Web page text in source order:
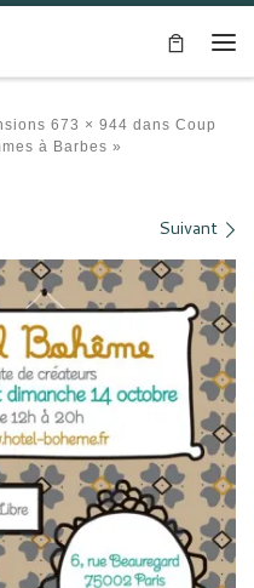
673 × 944 dans Coup
à Barbes »
Suivant